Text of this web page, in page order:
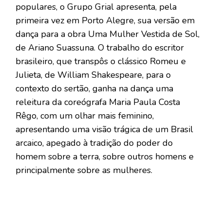
populares, o Grupo Grial apresenta, pela
primeira vez em Porto Alegre, sua versão em
dança para a obra Uma Mulher Vestida de Sol,
de Ariano Suassuna. O trabalho do escritor
brasileiro, que transpôs o clássico Romeu e
Julieta, de William Shakespeare, para o
contexto do sertão, ganha na dança uma
releitura da coreógrafa Maria Paula Costa
Rêgo, com um olhar mais feminino,
apresentando uma visão trágica de um Brasil
arcaico, apegado à tradição do poder do
homem sobre a terra, sobre outros homens e
principalmente sobre as mulheres.